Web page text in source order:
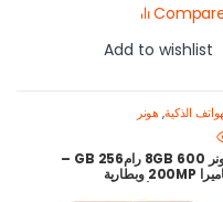
Add to wishlist
الذكية, هونر
هونر 600 8GB رام256 GB –
كاميرا 200MP وبطارية